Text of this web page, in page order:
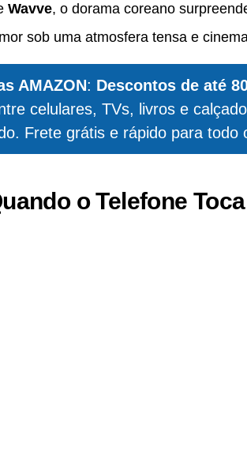
Wavve, o dorama coreano
sob uma atmosfera tensa e
AMAZON: Descontos de até
celulares, TVs, livros e
Frete grátis e rápido para todo
o Telefone Toca